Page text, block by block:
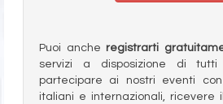
Puoi anche registrarti
servizi a disposizione di
partecipare ai nostri eventi
italiani e internazionali, ricevere